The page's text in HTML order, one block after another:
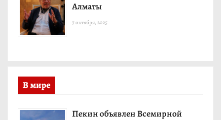
Алматы
7 октября, 2025
В мире
Пекин объявлен Всемирной